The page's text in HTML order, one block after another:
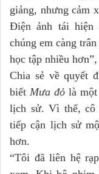
giảng, nhưng cảm
Điện ảnh tái hiện
chúng em càng
học tập nhiều
Chia sẻ về quyết
biết Mưa đỏ là một
lịch sử. Vì thế, cô
tiếp cận lịch sử
hơn.
“Tôi đã liên hệ